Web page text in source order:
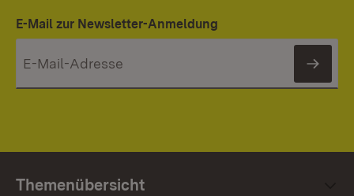
E-Mail zur Newsletter-Anmeldung
Themenübersicht